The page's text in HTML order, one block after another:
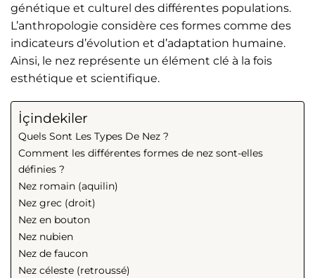
génétique et culturel des différentes populations.
L’anthropologie considère ces formes comme des
indicateurs d’évolution et d’adaptation humaine.
Ainsi, le nez représente un élément clé à la fois
esthétique et scientifique.
İçindekiler
Quels Sont Les Types De Nez ?
Comment les différentes formes de nez sont-elles
définies ?
Nez romain (aquilin)
Nez grec (droit)
Nez en bouton
Nez nubien
Nez de faucon
Nez céleste (retroussé)